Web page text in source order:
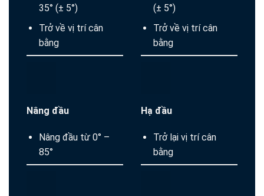
35° (± 5°)
Trở về vị trí cân
bằng
Nâng đầu
Nâng đầu từ 0° –
85°
(± 5°)
Trở về vị trí cân
bằng
Hạ đầu
Trở lại vị trí cân
bằng